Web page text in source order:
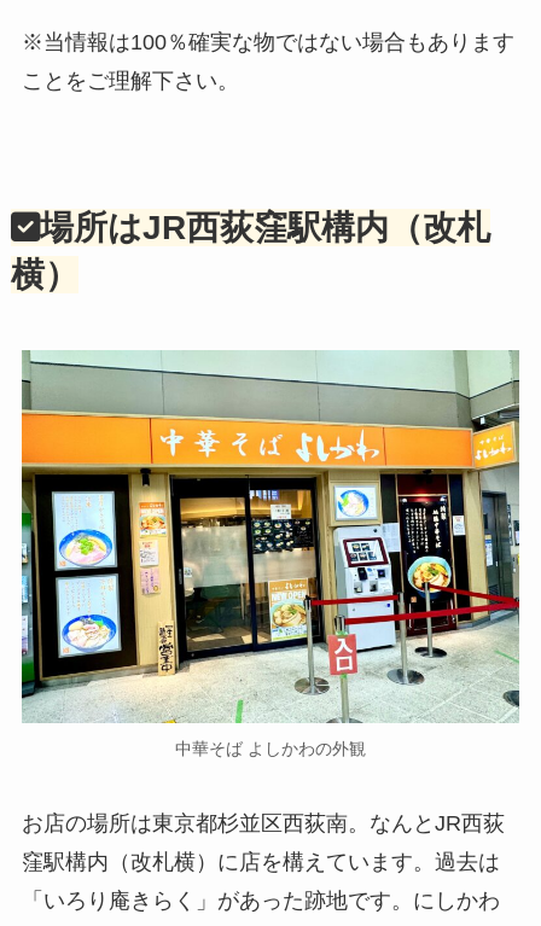
※当情報は100％確実な物ではない場合もあります
ことをご理解下さい。
場所はJR西荻窪駅構内（改札
横）
中華そば よしかわの外観
お店の場所は東京都杉並区西荻南。なんとJR西荻
窪駅構内（改札横）に店を構えています。過去は
「いろり庵きらく」があった跡地です。にしかわ